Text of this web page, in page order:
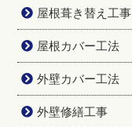
屋根葺き替え工事
屋根カバー工法
外壁カバー工法
外壁修繕工事